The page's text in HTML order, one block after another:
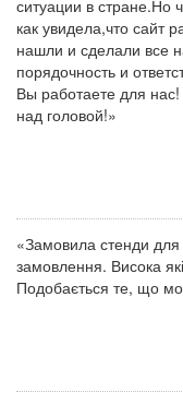
ситуации в стране.Но
как увидела,что сайт
нашли и сделали все
порядочность и
Вы работаете для
над головой!»
«Замовила стенди
замовлення. Висока
Подобається те, що